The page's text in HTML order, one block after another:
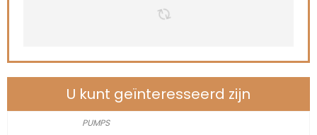
U kunt geïnteresseerd zijn
PUMPS